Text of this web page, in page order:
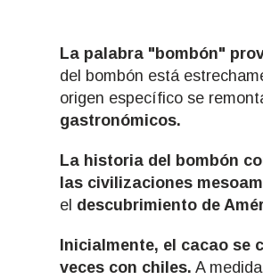
La palabra "bombón"
del bombón está
origen específico se
gastronómicos.
La historia del bombón
las civilizaciones
el descubrimiento de
Inicialmente, el cacao se
veces con chiles. A